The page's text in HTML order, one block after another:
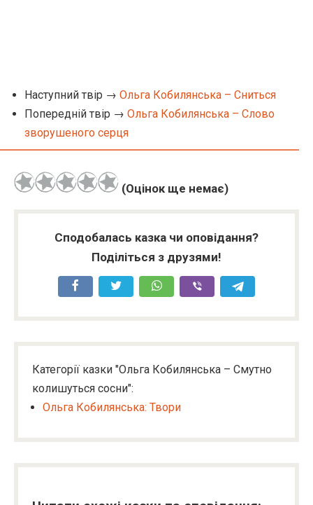
Наступний твір → Ольга Кобилянська – Сниться
Попередній твір → Ольга Кобилянська – Слово
зворушеного серця
(Оцінок ще немає)
Сподобалась казка чи оповідання?
Поділіться з друзями!
Категорії казки "Ольга Кобилянська – Смутно
колишуться сосни":
Ольга Кобилянська: Твори